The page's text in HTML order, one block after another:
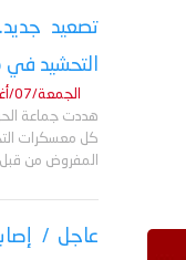
تصعيد
التحشيد
الجمعة/07/أغسطس/2026 - 08:36 م
هددت جماعة
كل معسكرات
المفروض من